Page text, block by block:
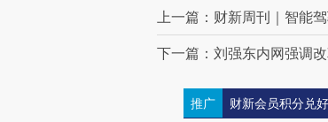
上一篇：财新周刊｜智能
下一篇：刘强东内网强调
推广 财新会员积分兑